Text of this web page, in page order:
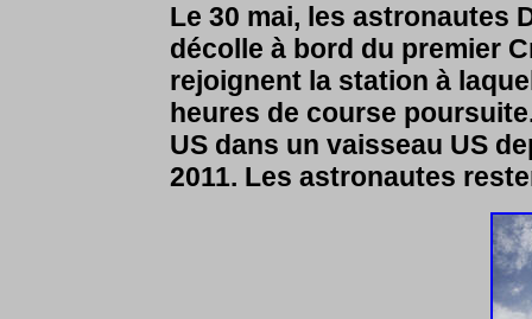
Le 30 mai, les astronautes
décolle à bord du premier
rejoignent la station à
heures de course
US dans un vaisseau US
2011. Les astronautes